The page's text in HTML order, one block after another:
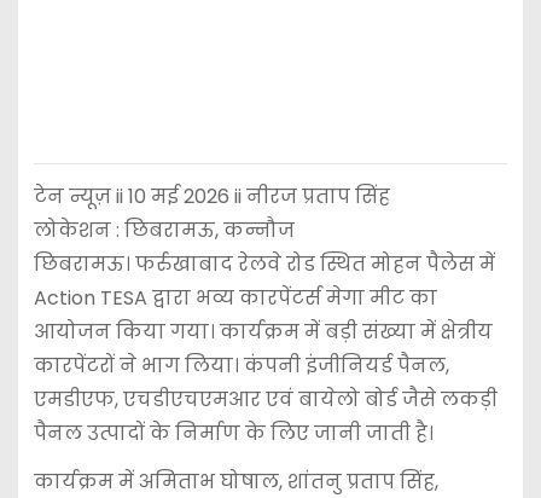
टेन न्यूज़ ii 10 मई 2026 ii नीरज प्रताप सिंह
लोकेशन : छिबरामऊ, कन्नौज
छिबरामऊ। फर्रुखाबाद रेलवे रोड स्थित मोहन पैलेस में
Action TESA द्वारा भव्य कारपेंटर्स मेगा मीट का
आयोजन किया गया। कार्यक्रम में बड़ी संख्या में क्षेत्रीय
कारपेंटरों ने भाग लिया। कंपनी इंजीनियर्ड पैनल,
एमडीएफ, एचडीएचएमआर एवं बायेलो बोर्ड जैसे लकड़ी
पैनल उत्पादों के निर्माण के लिए जानी जाती है।
कार्यक्रम में अमिताभ घोषाल, शांतनु प्रताप सिंह,